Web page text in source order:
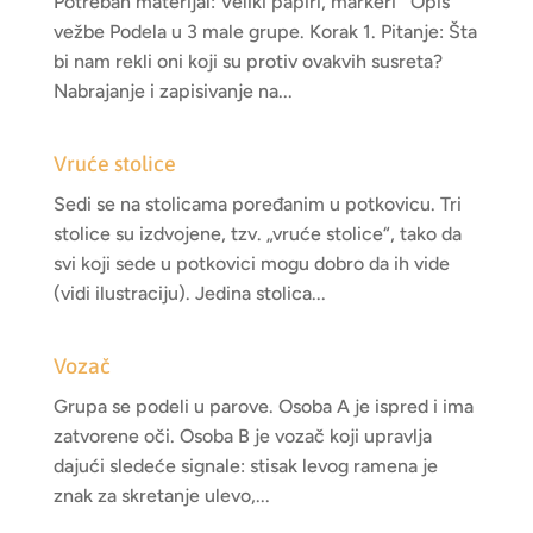
vežbe Podela u 3 male grupe. Korak 1. Pitanje: Šta
bi nam rekli oni koji su protiv ovakvih susreta?
Nabrajanje i zapisivanje na...
Vruće stolice
Sedi se na stolicama poređanim u potkovicu. Tri
stolice su izdvojene, tzv. „vruće stolice“, tako da
svi koji sede u potkovici mogu dobro da ih vide
(vidi ilustraciju). Jedina stolica...
Vozač
Grupa se podeli u parove. Osoba A je ispred i ima
zatvorene oči. Osoba B je vozač koji upravlja
dajući sledeće signale: stisak levog ramena je
znak za skretanje ulevo,...